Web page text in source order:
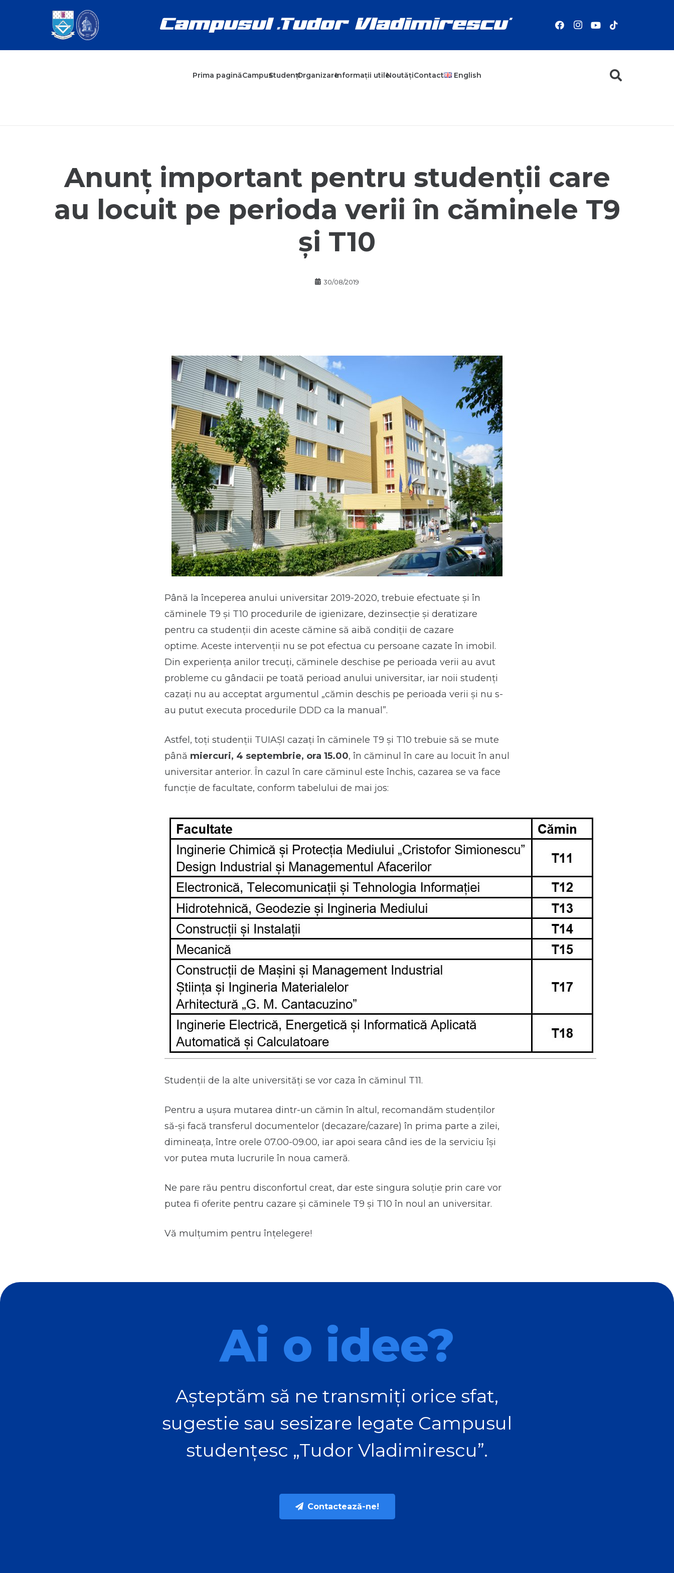
Prima paginăCampusStudențiOrganizareInformații utileNoutățiContact English
Anunț important pentru studenții care
au locuit pe perioda verii în căminele T9
și T10
30/08/2019
Până la începerea anului universitar 2019-2020, trebuie efectuate și în
căminele T9 și T10 procedurile de igienizare, dezinsecție și deratizare
pentru ca studenții din aceste cămine să aibă condiții de cazare
optime. Aceste intervenții nu se pot efectua cu persoane cazate în imobil.
Din experiența anilor trecuți, căminele deschise pe perioada verii au avut
probleme cu gândacii pe toată perioad anului universitar, iar noii studenți
cazați nu au acceptat argumentul „cămin deschis pe perioada verii și nu s-
au putut executa procedurile DDD ca la manual”.
Astfel, toți studenții TUIAȘI cazați în căminele T9 și T10 trebuie să se mute
până miercuri, 4 septembrie, ora 15.00, în căminul în care au locuit în anul
universitar anterior. În cazul în care căminul este închis, cazarea se va face
funcție de facultate, conform tabelului de mai jos:
Studenții de la alte universități se vor caza în căminul T11.
Pentru a ușura mutarea dintr-un cămin în altul, recomandăm studenților
să-și facă transferul documentelor (decazare/cazare) în prima parte a zilei,
dimineața, între orele 07.00-09.00, iar apoi seara când ies de la serviciu își
vor putea muta lucrurile în noua cameră.
Ne pare rău pentru disconfortul creat, dar este singura soluție prin care vor
putea fi oferite pentru cazare și căminele T9 și T10 în noul an universitar.
Vă mulțumim pentru înțelegere!
Ai o idee?
Așteptăm să ne transmiți orice sfat,
sugestie sau sesizare legate Campusul
studențesc „Tudor Vladimirescu”.
Contactează-ne!